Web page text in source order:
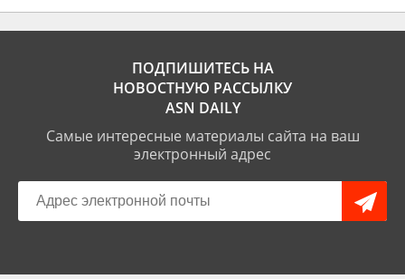
ПОДПИШИТЕСЬ НА
НОВОСТНУЮ РАССЫЛКУ
ASN DAILY
Самые интересные материалы сайта на ваш
электронный адрес